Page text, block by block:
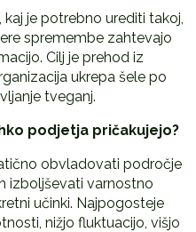
je potrebno urediti takoj,
spremembe zahtevajo
Cilj je prehod iz
ukrepa šele po
tveganj.
podjetja pričakujejo?
obvladovati področje
izboljševati varnostno
učinki. Najpogosteje
nižjo fluktuacijo, višjo